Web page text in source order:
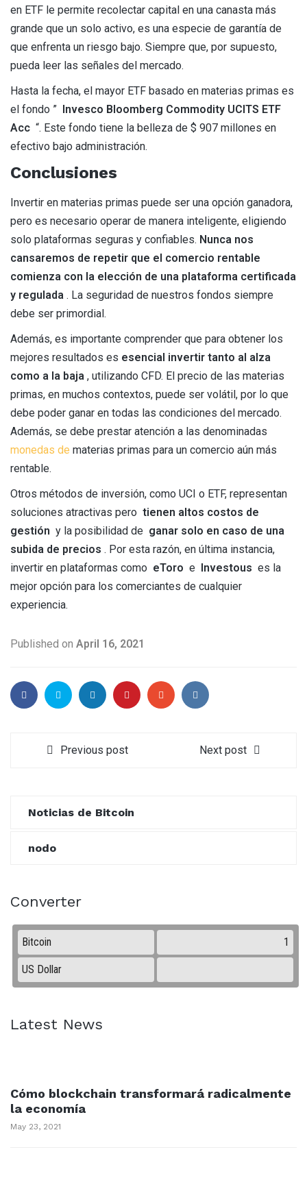
en ETF le permite recolectar capital en una canasta más
grande que un solo activo, es una especie de garantía de
que enfrenta un riesgo bajo. Siempre que, por supuesto,
pueda leer las señales del mercado.
Hasta la fecha, el mayor ETF basado en materias primas es
el fondo ” Invesco Bloomberg Commodity UCITS ETF
Acc “. Este fondo tiene la belleza de $ 907 millones en
efectivo bajo administración.
Conclusiones
Invertir en materias primas puede ser una opción ganadora,
pero es necesario operar de manera inteligente, eligiendo
solo plataformas seguras y confiables. Nunca nos
cansaremos de repetir que el comercio rentable
comienza con la elección de una plataforma certificada
y regulada . La seguridad de nuestros fondos siempre
debe ser primordial.
Además, es importante comprender que para obtener los
mejores resultados es esencial invertir tanto al alza
como a la baja , utilizando CFD. El precio de las materias
primas, en muchos contextos, puede ser volátil, por lo que
debe poder ganar en todas las condiciones del mercado.
Además, se debe prestar atención a las denominadas
monedas de materias primas para un comercio aún más
rentable.
Otros métodos de inversión, como UCI o ETF, representan
soluciones atractivas pero tienen altos costos de
gestión y la posibilidad de ganar solo en caso de una
subida de precios . Por esta razón, en última instancia,
invertir en plataformas como eToro e Investous es la
mejor opción para los comerciantes de cualquier
experiencia.
Published on April 16, 2021
Previous post Next post
Noticias de Bitcoin
nodo
Converter
Latest News
Cómo blockchain transformará radicalmente
la economía
May 23, 2021